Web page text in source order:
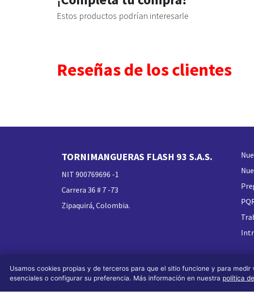
Estos productos podrían interesarle
Reseñas de los clientes
TORNIMANGUERAS FLASH 93 S.A.S.
NIT 900769696 -1
Carrera 36 # 7 -73
Zipaquirá, Colombia.
Usamos cookies propias y de terceros para que el sitio funcione y para
esenciales o configurar su preferencia. Más información en nuestra política